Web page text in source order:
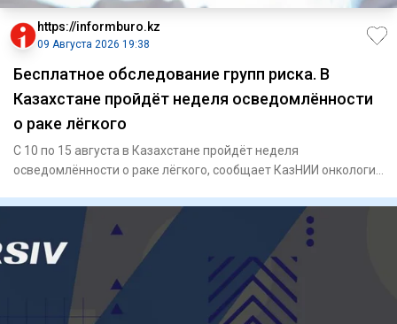
https://informburo.kz
09 Августа 2026 19:38
Бесплатное обследование групп риска. В
Казахстане пройдёт неделя осведомлённости
о раке лёгкого
С 10 по 15 августа в Казахстане пройдёт неделя
осведомлённости о раке лёгкого, сообщает КазНИИ онкологии